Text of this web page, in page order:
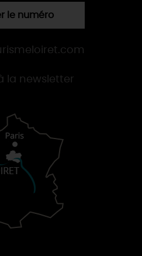
le numéro
la newsletter